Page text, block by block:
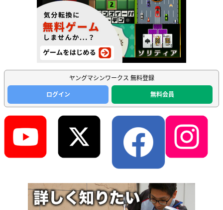
ヤングマシンワークス 無料登録
ログイン
無料会員